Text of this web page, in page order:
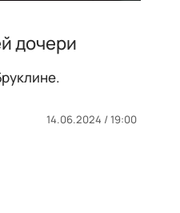
дочери
14.06.2024 / 19:00